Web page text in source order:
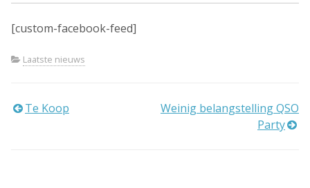
[custom-facebook-feed]
Laatste nieuws
Bericht
Te Koop
Weinig belangstelling QSO
Party